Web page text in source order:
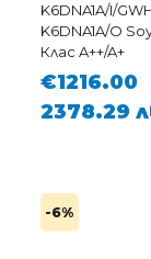
K6DNA1A/I/
K6DNA1A/O
Клас A++/A+
€1216.00
2378.29
-6%